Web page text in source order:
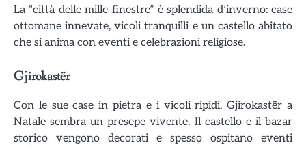
La “città delle mille finestre” è splendida d’inverno: case
ottomane innevate, vicoli tranquilli e un castello abitato
che si anima con eventi e celebrazioni religiose.
Gjirokastër
Con le sue case in pietra e i vicoli ripidi, Gjirokastër a
Natale sembra un presepe vivente. Il castello e il bazar
storico vengono decorati e spesso ospitano eventi